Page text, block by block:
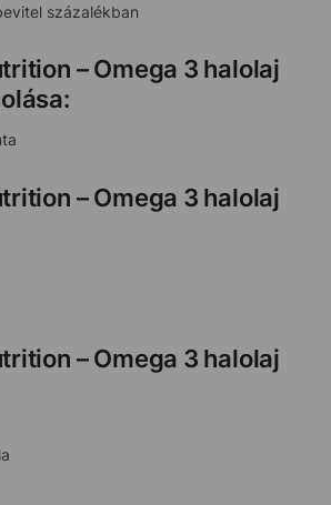
százalékban
– Omega 3 halolaj
– Omega 3 halolaj
– Omega 3 halolaj